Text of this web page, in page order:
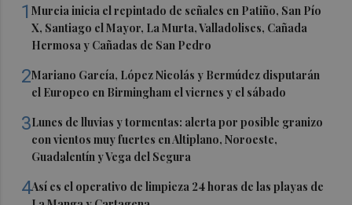
1Murcia inicia el repintado de señales en Patiño, San Pío
X, Santiago el Mayor, La Murta, Valladolises, Cañada
Hermosa y Cañadas de San Pedro
2Mariano García, López Nicolás y Bermúdez disputarán
el Europeo en Birmingham el viernes y el sábado
3Lunes de lluvias y tormentas: alerta por posible granizo
con vientos muy fuertes en Altiplano, Noroeste,
Guadalentín y Vega del Segura
4Así es el operativo de limpieza 24 horas de las playas de